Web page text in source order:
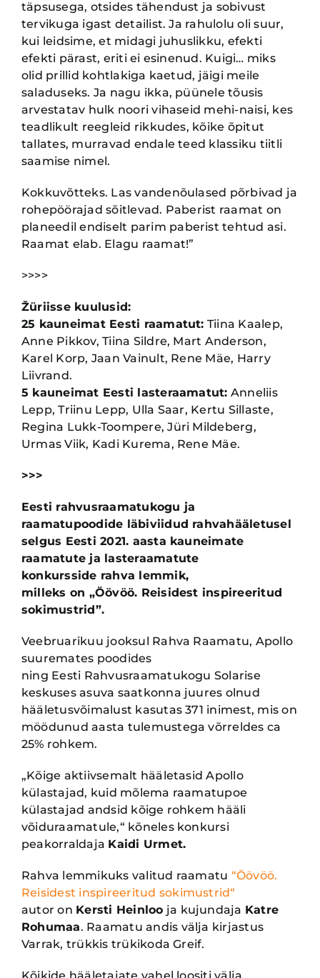
täpsusega, otsides tähendust ja sobivust
tervikuga igast detailist. Ja rahulolu oli suur,
kui leidsime, et midagi juhuslikku, efekti
efekti pärast, eriti ei esinenud. Kuigi… miks
olid prillid kohtlakiga kaetud, jäigi meile
saladuseks. Ja nagu ikka, püünele tõusis
arvestatav hulk noori vihaseid mehi-naisi, kes
teadlikult reegleid rikkudes, kõike õpitut
tallates, murravad endale teed klassiku tiitli
saamise nimel.
Kokkuvõtteks. Las vandenõulased põrbivad ja
rohepöörajad sõitlevad. Paberist raamat on
planeedil endiselt parim paberist tehtud asi.
Raamat elab. Elagu raamat!”
>>>>
Žüriisse kuulusid:
25 kauneimat Eesti raamatut: Tiina Kaalep,
Anne Pikkov, Tiina Sildre, Mart Anderson,
Karel Korp, Jaan Vainult, Rene Mäe, Harry
Liivrand.
5 kauneimat Eesti lasteraamatut: Anneliis
Lepp, Triinu Lepp, Ulla Saar, Kertu Sillaste,
Regina Lukk-Toompere, Jüri Mildeberg,
Urmas Viik, Kadi Kurema, Rene Mäe.
>>>
Eesti rahvusraamatukogu ja
raamatupoodide läbiviidud rahvahääletusel
selgus Eesti 2021. aasta kauneimate
raamatute ja lasteraamatute
konkursside rahva lemmik,
milleks on „Öövöö. Reisidest inspireeritud
sokimustrid”.
Veebruarikuu jooksul Rahva Raamatu, Apollo
suuremates poodides
ning Eesti Rahvusraamatukogu Solarise
keskuses asuva saatkonna juures olnud
hääletusvõimalust kasutas 371 inimest, mis on
möödunud aasta tulemustega võrreldes ca
25% rohkem.
„Kõige aktiivsemalt hääletasid Apollo
külastajad, kuid mõlema raamatupoe
külastajad andsid kõige rohkem hääli
võiduraamatule,“ kõneles konkursi
peakorraldaja Kaidi Urmet.
Rahva lemmikuks valitud raamatu “Öövöö.
Reisidest inspireeritud sokimustrid“
autor on Kersti Heinloo ja kujundaja Katre
Rohumaa. Raamatu andis välja kirjastus
Varrak, trükkis trükikoda Greif.